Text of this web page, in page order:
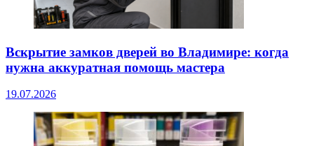
Вскрытие замков дверей во Владимире: когда
нужна аккуратная помощь мастера
19.07.2026